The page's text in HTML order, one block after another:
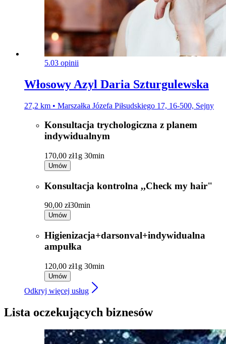
5.03 opinii
Włosowy Azyl Daria Szturgulewska
27,2 km • Marszałka Józefa Piłsudskiego 17, 16-500, Sejny
Konsultacja trychologiczna z planem
indywidualnym
170,00 zł1g 30min
Umów
Konsultacja kontrolna ,,Check my hair"
90,00 zł30min
Umów
Higienizacja+darsonval+indywidualna
ampułka
120,00 zł1g 30min
Umów
Odkryj więcej usług
Lista oczekujących biznesów